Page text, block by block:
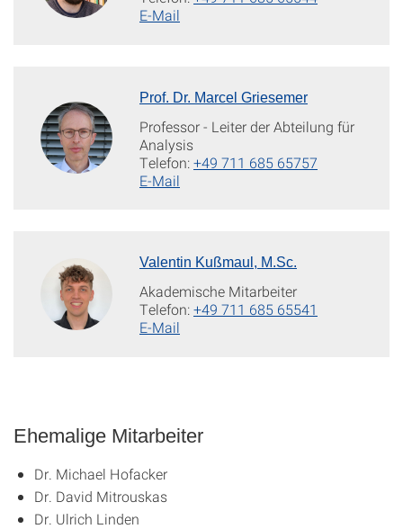
E-Mail
Prof. Dr. Marcel Griesemer
Professor - Leiter der Abteilung für
Analysis
Telefon:+49 711 685 65757
E-Mail
Valentin Kußmaul, M.Sc.
Akademische Mitarbeiter
Telefon:+49 711 685 65541
E-Mail
Ehemalige Mitarbeiter
Dr. Michael Hofacker
Dr. David Mitrouskas
Dr. Ulrich Linden